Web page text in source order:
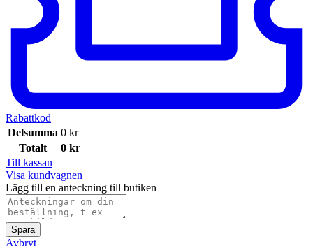
Rabattkod
Delsumma 0 kr
Totalt
0 kr
Till kassan
Visa kundvagnen
Lägg till en anteckning till butiken
Spara
Avbryt